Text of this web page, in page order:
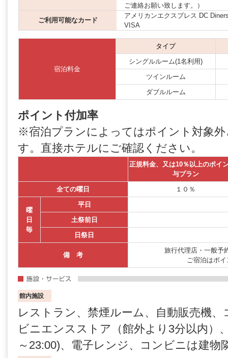
ご連絡お願い致します。）
ご利用可能なカード
アメリカンエクスプレス DC
VISA
宿泊料金
タイプ
シングルルーム(1名利用)
ツインルーム
ダブルルーム
ポイント付加率
※宿泊プランによってはポイント対象
す。直接ホテルにご確認ください。
正規料金、又は10％以上のポイ
与プラン
全ての曜日
１０％
曜
日
毎
平日
土祭前日
日祭日
備 考
旅行代理店・一般予
ご宿泊はポ
館内施設
レストラン、禁煙ルーム、自動販売機
ビニエンスストア（館外より3分以内）
～23:00)、電子レンジ、コンビニは建物